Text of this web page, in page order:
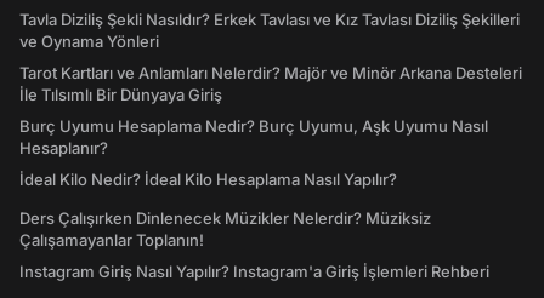
Tavla Diziliş Şekli Nasıldır? Erkek Tavlası ve Kız Tavlası Diziliş Şekilleri
ve Oynama Yönleri
Tarot Kartları ve Anlamları Nelerdir? Majör ve Minör Arkana Desteleri
İle Tılsımlı Bir Dünyaya Giriş
Burç Uyumu Hesaplama Nedir? Burç Uyumu, Aşk Uyumu Nasıl
Hesaplanır?
İdeal Kilo Nedir? İdeal Kilo Hesaplama Nasıl Yapılır?
Ders Çalışırken Dinlenecek Müzikler Nelerdir? Müziksiz
Çalışamayanlar Toplanın!
Instagram Giriş Nasıl Yapılır? Instagram'a Giriş İşlemleri Rehberi